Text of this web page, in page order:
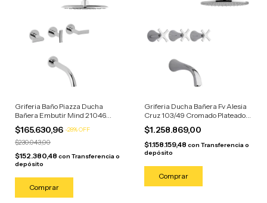
Griferia Baño Piazza Ducha
Bañera Embutir Mind 21046
Cromo Plateado Cromado
$165.630,96 -28%OFF
$230.043,00
$152.380,48 con Transferencia o
depósito
Griferia Ducha Bañera Fv Alesia
Cruz 103/49 Cromado Plateado
Cromado
$1.258.869,00
$1.158.159,48 con Transferencia o
depósito